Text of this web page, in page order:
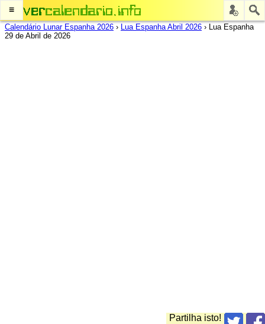
≡
Calendário Lunar Espanha 2026 › Lua Espanha Abril 2026 › Lua Espanha
29 de Abril de 2026
Partilha isto!